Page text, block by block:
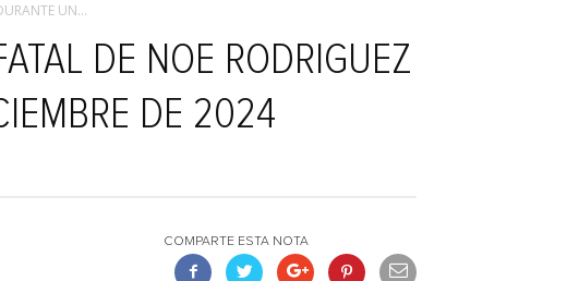
UN...
DE NOE RODRIGUEZ
DE 2024
COMPARTE ESTA NOTA